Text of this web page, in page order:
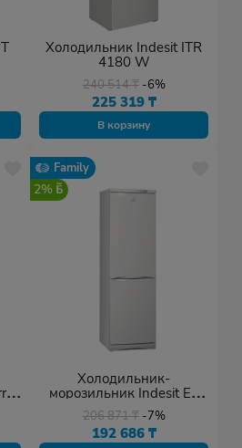
Холодильник Indesit ITR
4180 W
240 514₸ -6%
225 319 ₸
В корзину
Family
2%
Холодильник-
морозильник Indesit ES
20 A белый
206 871₸ -7%
192 686 ₸